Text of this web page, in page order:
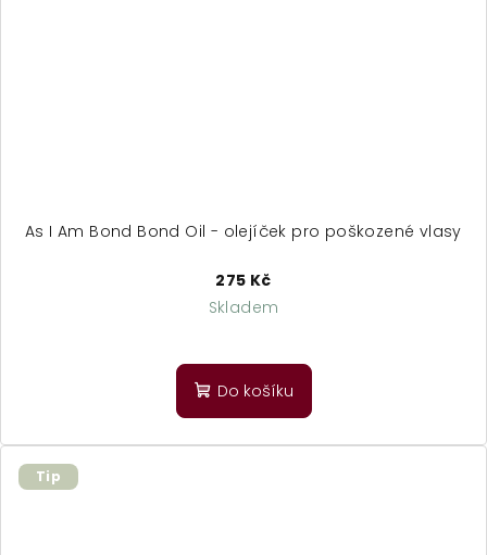
As I Am Bond Bond Oil - olejíček pro poškozené vlasy
275 Kč
Skladem
Do košíku
Tip